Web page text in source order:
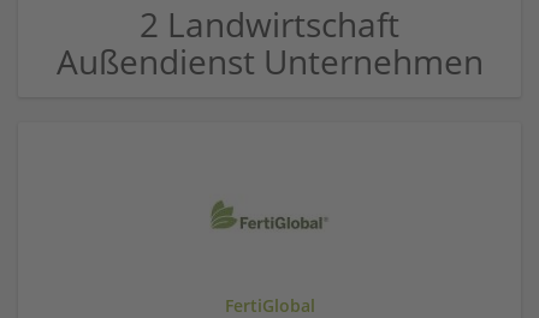
2 Landwirtschaft
Außendienst Unternehmen
FertiGlobal